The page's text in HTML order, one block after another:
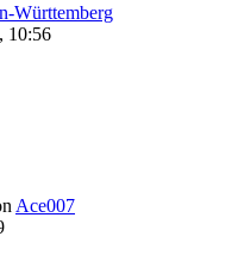
Württemberg
10:56
Ace007